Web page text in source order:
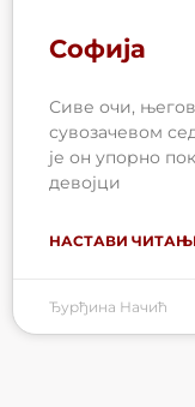
Софија
Сиве очи,
сувозачевом
је он упорно
девојци
НАСТАВИ
Ђурђина Начић